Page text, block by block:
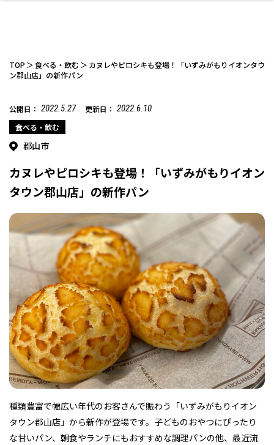
洋食 中華
和食 わんぱく 福島ローカルグル
メ
パン アジア・エスニッ
ク
テイクアウト
デート・友達と ひとりで アウトドア
温泉 体験 名所
レジャー・スポー
ツ施設
非日常 イベントレポート
美容アイテム エイジングケア メンズ
フィットネス・や
せたい
鍼灸・整体・リラ
クゼーション
まつ毛サロン
脱毛 温活・サウナ 歯列矯正・審美歯
科
ファッション
スポーツ・アウト
ドア
ギフト・お土産 キッズ
インテリア 食品・酒 生活を彩るモノ
その他
保険 病院・クリニック ペット
趣味・スキルアッ
プ
保育園・こども園 子どもの習い事・
塾
幼稚園 教育 ライフイベント
リフォーム・リノ
ベーション
自治体インフォ その他
TOP 食べる・飲む
カヌレやピロシキも登場！「いずみがもりイオンタウ
ン郡山店」の新作パン
公開日： 2022.5.27 更新日： 2022.6.10
食べる・飲む
郡山市
カヌレやピロシキも登場！「いずみがもりイオン
タウン郡山店」の新作パン
種類豊富で幅広い年代のお客さんで賑わう「いずみがもりイオン
タウン郡山店」から新作が登場です。子どものおやつにぴったり
な甘いパン、朝食やランチにもおすすめな調理パンの他、最近流